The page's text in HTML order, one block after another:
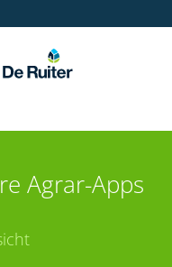
Agrar-Apps